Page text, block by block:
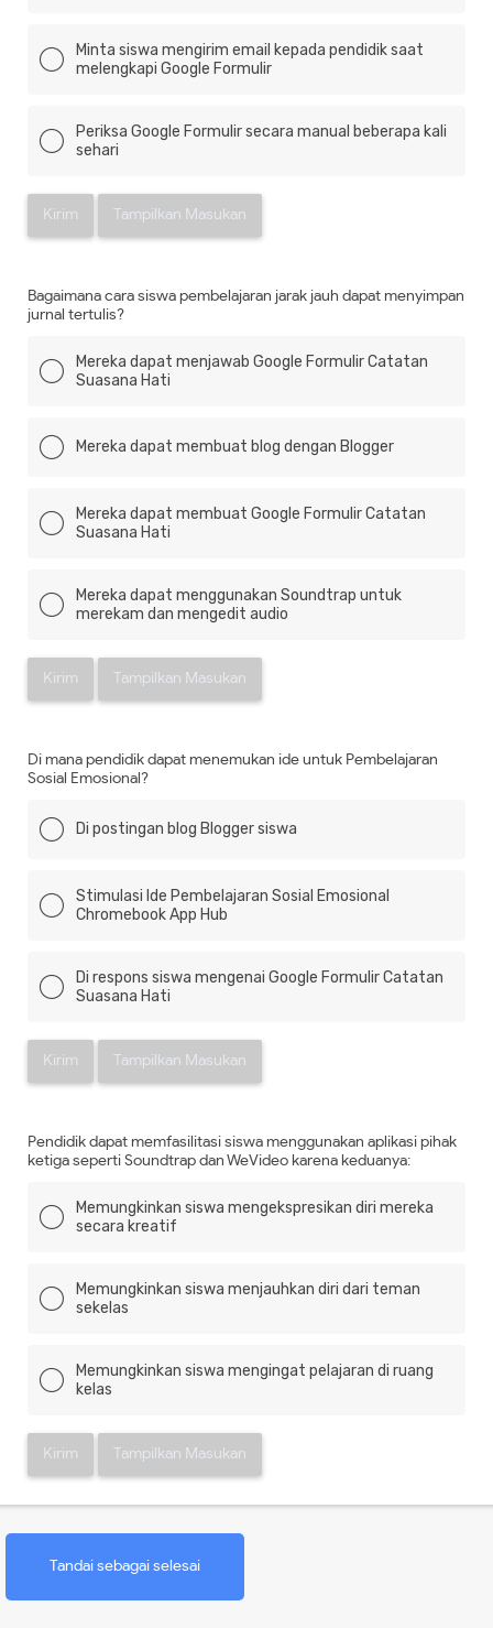
Minta siswa mengirim email kepada pendidik saat
melengkapi Google Formulir
Periksa Google Formulir secara manual beberapa kali
sehari
Kirim Tampilkan Masukan
Bagaimana cara siswa pembelajaran jarak jauh dapat menyimpan
jurnal tertulis?
Mereka dapat menjawab Google Formulir Catatan
Suasana Hati
Mereka dapat membuat blog dengan Blogger
Mereka dapat membuat Google Formulir Catatan
Suasana Hati
Mereka dapat menggunakan Soundtrap untuk
merekam dan mengedit audio
Kirim Tampilkan Masukan
Di mana pendidik dapat menemukan ide untuk Pembelajaran
Sosial Emosional?
Di postingan blog Blogger siswa
Stimulasi Ide Pembelajaran Sosial Emosional
Chromebook App Hub
Di respons siswa mengenai Google Formulir Catatan
Suasana Hati
Kirim Tampilkan Masukan
Pendidik dapat memfasilitasi siswa menggunakan aplikasi pihak
ketiga seperti Soundtrap dan WeVideo karena keduanya:
Memungkinkan siswa mengekspresikan diri mereka
secara kreatif
Memungkinkan siswa menjauhkan diri dari teman
sekelas
Memungkinkan siswa mengingat pelajaran di ruang
kelas
Kirim Tampilkan Masukan
Tandai sebagai selesai